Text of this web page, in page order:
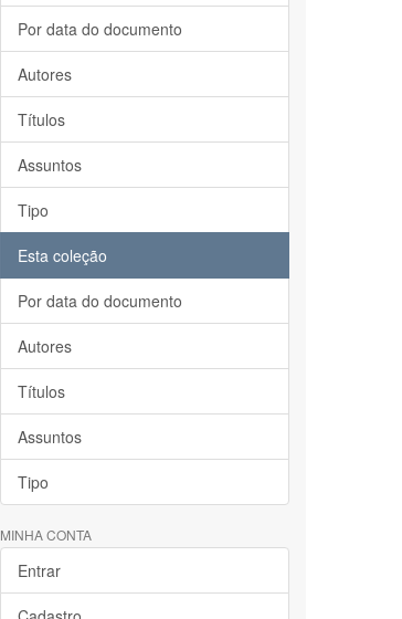
Por data do documento
Autores
Títulos
Assuntos
Tipo
Esta coleção
Por data do documento
Autores
Títulos
Assuntos
Tipo
MINHA CONTA
Entrar